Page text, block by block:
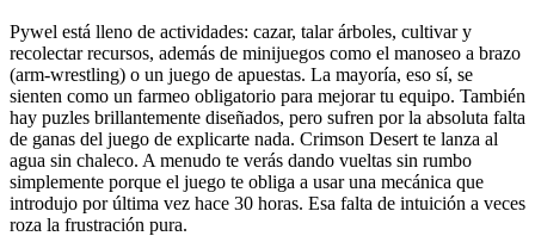
Pywel está lleno de actividades: cazar, talar árboles, cultivar y
recolectar recursos, además de minijuegos como el manoseo a brazo
(arm-wrestling) o un juego de apuestas. La mayoría, eso sí, se
sienten como un farmeo obligatorio para mejorar tu equipo. También
hay puzles brillantemente diseñados, pero sufren por la absoluta falta
de ganas del juego de explicarte nada. Crimson Desert te lanza al
agua sin chaleco. A menudo te verás dando vueltas sin rumbo
simplemente porque el juego te obliga a usar una mecánica que
introdujo por última vez hace 30 horas. Esa falta de intuición a veces
roza la frustración pura.